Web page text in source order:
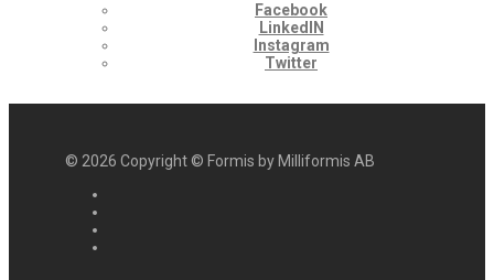
Facebook
LinkedIN
Instagram
Twitter
© 2026 Copyright © Formis by Milliformis AB